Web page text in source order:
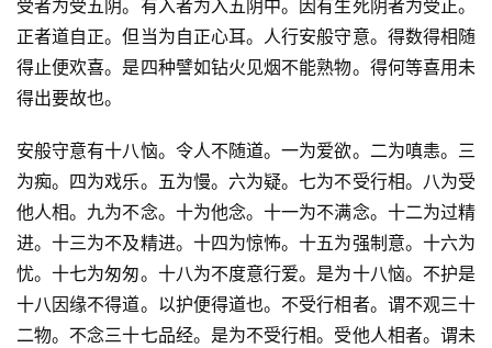
受者为受五阴。有入者为入五阴中。因有生死阴者为受正。
正者道自正。但当为自正心耳。人行安般守意。得数得相随
得止便欢喜。是四种譬如钻火见烟不能熟物。得何等喜用未
得出要故也。
安般守意有十八恼。令人不随道。一为爱欲。二为嗔恚。三
为痴。四为戏乐。五为慢。六为疑。七为不受行相。八为受
他人相。九为不念。十为他念。十一为不满念。十二为过精
进。十三为不及精进。十四为惊怖。十五为强制意。十六为
忧。十七为匆匆。十八为不度意行爱。是为十八恼。不护是
十八因缘不得道。以护便得道也。不受行相者。谓不观三十
二物。不念三十七品经。是为不受行相。受他人相者。谓未